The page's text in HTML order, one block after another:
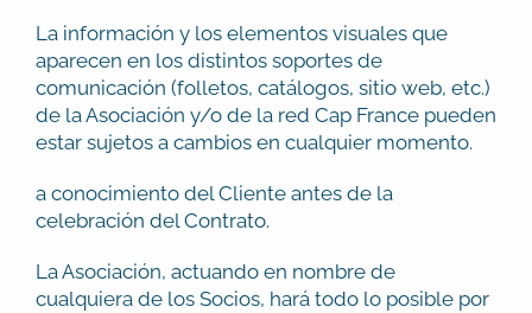
La información y los elementos visuales que
aparecen en los distintos soportes de
comunicación (folletos, catálogos, sitio web, etc.)
de la Asociación y/o de la red Cap France pueden
estar sujetos a cambios en cualquier momento.
a conocimiento del Cliente antes de la
celebración del Contrato.
La Asociación, actuando en nombre de
cualquiera de los Socios, hará todo lo posible por